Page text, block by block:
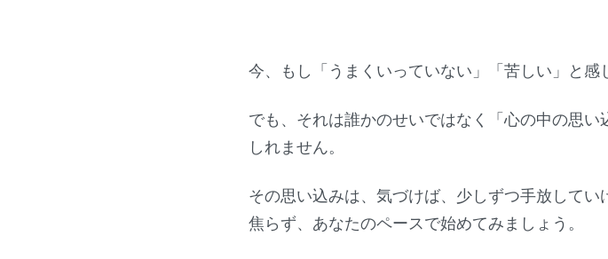
今、もし「うまくいっていない」「苦しい」と
でも、それは誰かのせいではなく「心の中の思
しれません。
その思い込みは、気づけば、少しずつ手放してい
焦らず、あなたのペースで始めてみましょう。